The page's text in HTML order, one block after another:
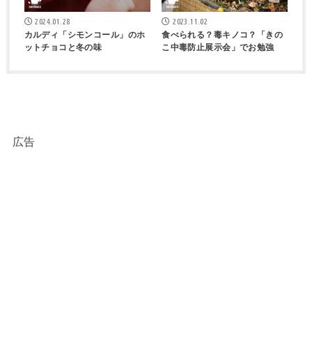
2024.01.28
カルディ「シモンコール」のホ
ットチョコと冬の味
2023.11.02
食べられる？毒キノコ？「きの
こ中毒防止展示会」でお勉強
広告